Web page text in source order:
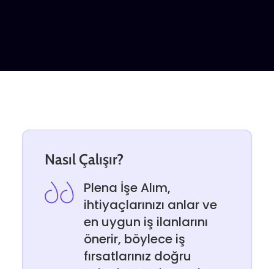
Nasıl Çalışır?
Plena İşe Alım,
ihtiyaçlarınızı anlar ve
en uygun iş ilanlarını
önerir, böylece iş
fırsatlarınız doğru